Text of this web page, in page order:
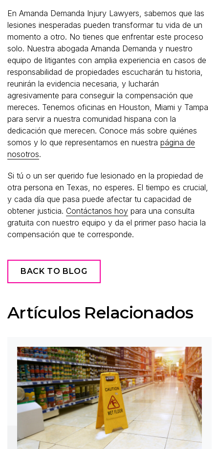
En Amanda Demanda Injury Lawyers, sabemos que las
lesiones inesperadas pueden transformar tu vida de un
momento a otro. No tienes que enfrentar este proceso
solo. Nuestra abogada Amanda Demanda y nuestro
equipo de litigantes con amplia experiencia en casos de
responsabilidad de propiedades escucharán tu historia,
reunirán la evidencia necesaria, y lucharán
agresivamente para conseguir la compensación que
mereces. Tenemos oficinas en Houston, Miami y Tampa
para servir a nuestra comunidad hispana con la
dedicación que merecen. Conoce más sobre quiénes
somos y lo que representamos en nuestra página de
nosotros.
Si tú o un ser querido fue lesionado en la propiedad de
otra persona en Texas, no esperes. El tiempo es crucial,
y cada día que pasa puede afectar tu capacidad de
obtener justicia. Contáctanos hoy para una consulta
gratuita con nuestro equipo y da el primer paso hacia la
compensación que te corresponde.
BACK TO BLOG
Artículos Relacionados